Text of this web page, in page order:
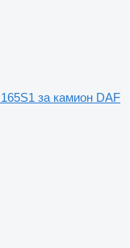
за камион DAF